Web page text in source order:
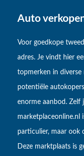
Auto
Voor goedkope
adres. Je vindt hier
topmerken in diverse
potentiële
enorme aanbod. Zelf
marketplaceonline.nl
particulier, maar ook
Deze marktplaats is